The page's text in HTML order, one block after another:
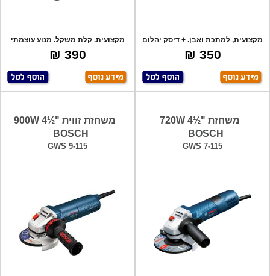
מקצועית, למתכת ואבן. + דיסק יהלום
- מתנה
350 ₪
מקצועית. קלת משקל. מנוע עוצמתי
איכותי עם
390 ₪
משחזת "½4 720W
BOSCH
GWS 7-115
משחזת זווית "½4 900W
BOSCH
GWS 9-115